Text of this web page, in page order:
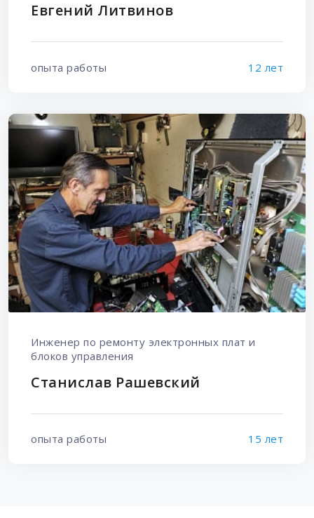
Евгений Литвинов
опыта работы 12 лет
Инженер по ремонту электронных плат и
блоков управления
Станислав Рашевский
опыта работы 15 лет